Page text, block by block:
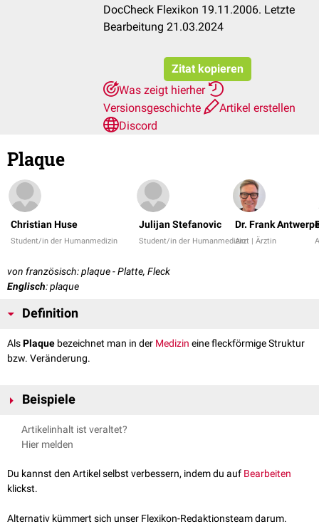
DocCheck Flexikon 19.11.2006. Letzte
Bearbeitung 21.03.2024
Zitat kopieren
Was zeigt hierher
Versionsgeschichte
Artikel erstellen
Discord
Plaque
Christian Huse
Student/in der Humanmedizin
Julijan Stefanovic
Student/in der Humanmedizin
Dr. Frank
Arzt | Ärztin
von französisch: plaque - Platte, Fleck
Englisch: plaque
Definition
AlsPlaque bezeichnet man in der Medizin eine fleckförmige Struktur
bzw. Veränderung.
Beispiele
Am häufigsten wird der Begriff "Plaque" in folgenden Zusammenhängen
Gefäßendothelim Rahmen einerAtherosklerose .
Zahnplaque
Senile Plaques: Ablagerungen im Nervengewebe desZNS, z.B. bei
Artikelinhalt ist veraltet?
Hier melden
Du kannst den Artikel selbst verbessern, indem du auf Bearbeiten
klickst.
Alternativ kümmert sich unser Flexikon-Redaktionsteam darum.